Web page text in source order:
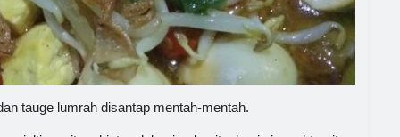
tauge lumrah disantap mentah-mentah.